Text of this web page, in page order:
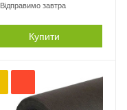
Відправимо завтра
Купити